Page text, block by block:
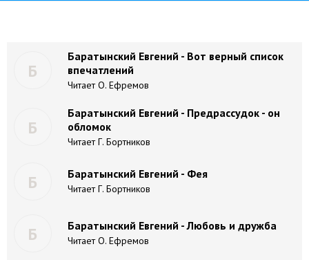
Б
Баратынский Евгений - Вот верный список
впечатлений
Читает О. Ефремов
Б
Баратынский Евгений - Предрассудок - он
обломок
Читает Г. Бортников
Б Баратынский Евгений - Фея
Читает Г. Бортников
Б Баратынский Евгений - Любовь и дружба
Читает О. Ефремов